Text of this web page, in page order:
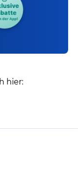
hier: